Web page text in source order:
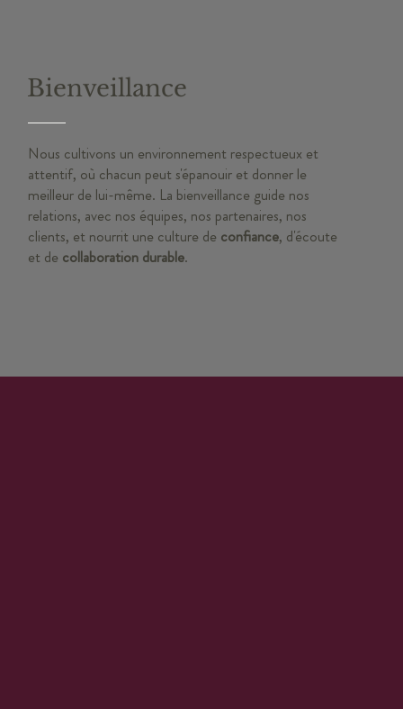
Bienveillance
Nous cultivons un environnement respectueux et
attentif, où chacun peut s'épanouir et donner le
meilleur de lui-même. La bienveillance guide nos
relations, avec nos équipes, nos partenaires, nos
clients, et nourrit une culture de confiance, d'écoute
et de collaboration durable.